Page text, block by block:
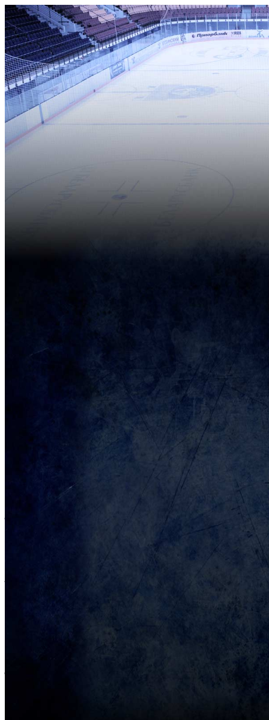
Имя пользователя:
Пароль:
Запомнить меня
Регистрация|Напомнить?
Клуб
Металлург
Белсталь
Резерв
Болельщикам
Новости
Атрибутика
Воскресенье Понедельник
11 Августа
Химик-Металлург Могилев-Металлург
06/05/2026. Александр
Нападающий – о новом
церемонии закрытия
– Поделись своими
закрытия сезона.
– Шикарное было
уровне, как и всегда.
друзьями из хоккея в
– Насколько
приглашение на